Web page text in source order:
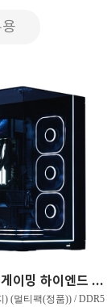
45만원 할인 QHD 게이밍 하이엔드 PC 9800X3D RX 9070 XT HY271
) (멀티팩(정품)) / DDR5